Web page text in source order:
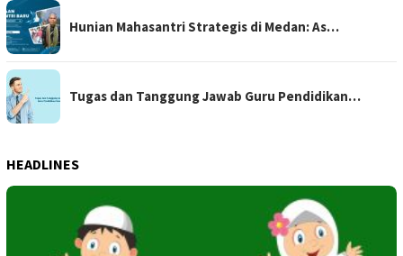
Hunian Mahasantri Strategis di Medan: As…
Tugas dan Tanggung Jawab Guru Pendidikan…
HEADLINES